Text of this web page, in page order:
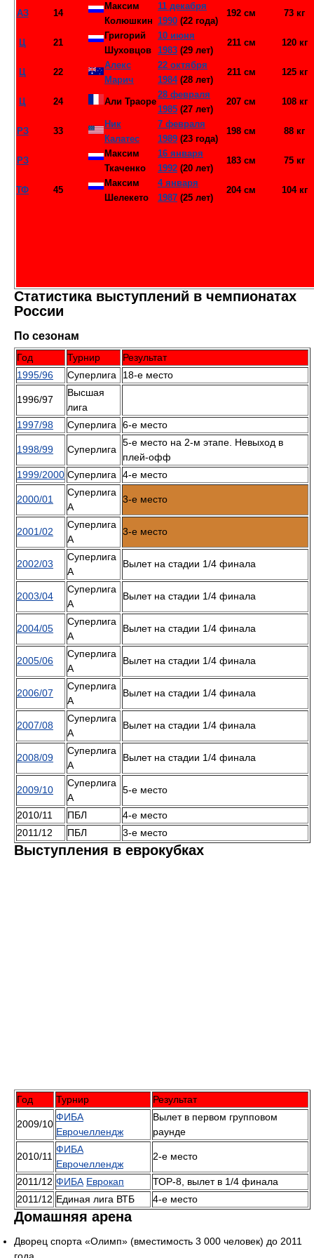
АЗ 14
Максим
Колюшкин
11 декабря
1990 (22 года)
192 см 73 кг
Ц 21
Григорий
Шуховцов
10 июня
1983 (29 лет)
211 см 120 кг
Ц 22
Алекс
Марич
22 октября
1984(28 лет)
211 см 125 кг
Ц 24 Али Траоре
28 февраля
1985 (27 лет)
207 см 108 кг
РЗ 33
Ник
Калатес
7 февраля
1989 (23 года)
198 см 88 кг
РЗ
Максим
Ткаченко
16 января
1992 (20 лет)
183 см 75 кг
ТФ 45
Максим
Шелекето
4 января
1987 (25 лет)
204 см 104 кг
Статистика выступлений в чемпионатах
России
По сезонам
Год Турнир
Результат
1995/96
Суперлига 18-е место
1996/97
Высшая
лига
1997/98
Суперлига 6-е место
1998/99 Суперлига
5-е место на 2-м этапе. Невыход в
плей-офф
1999/2000 Суперлига 4-е место
2000/01
Суперлига
А
3-е место
2001/02
Суперлига
А
3-е место
2002/03
Суперлига
А
Вылет на стадии 1/4 финала
2003/04
Суперлига
А
Вылет на стадии 1/4 финала
2004/05
Суперлига
А
Вылет на стадии 1/4 финала
2005/06
Суперлига
А
Вылет на стадии 1/4 финала
2006/07
Суперлига
А
Вылет на стадии 1/4 финала
2007/08
Суперлига
А
Вылет на стадии 1/4 финала
2008/09
Суперлига
А
Вылет на стадии 1/4 финала
2009/10
Суперлига
А
5-е место
2010/11 ПБЛ
4-е место
2011/12
ПБЛ 3-е место
Выступления в еврокубках
Год Турнир Результат
2009/10
ФИБА
Еврочеллендж
Вылет в первом групповом
раунде
2010/11
ФИБА
Еврочеллендж
2-е место
2011/12 ФИБА Еврокап
ТОР-8, вылет в 1/4 финала
2011/12 Единая лига ВТБ 4-е место
Домашняя арена
Дворец спорта «Олимп» (вместимость 3 000 человек) до 2011